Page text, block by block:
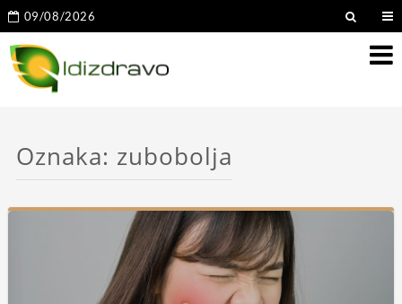
09/08/2026
Oznaka: zubobolja